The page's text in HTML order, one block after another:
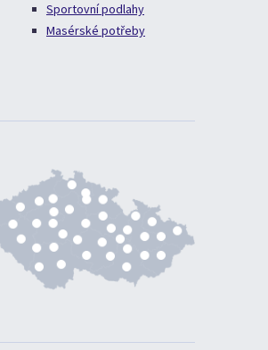
Sportovní podlahy
Masérské potřeby